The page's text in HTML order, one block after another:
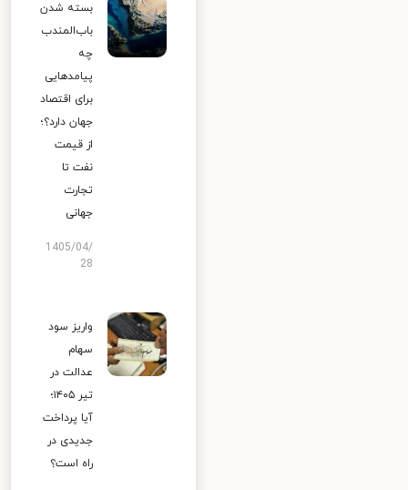
بسته شدن
باب‌المندب
چه
پیامدهایی
برای اقتصاد
جهان دارد؟؛
از قیمت
نفت تا
تجارت
جهانی
1405/04/
28
واریز سود
سهام
عدالت در
تیر ۱۴۰۵؛
آیا پرداخت
جدیدی در
راه است؟